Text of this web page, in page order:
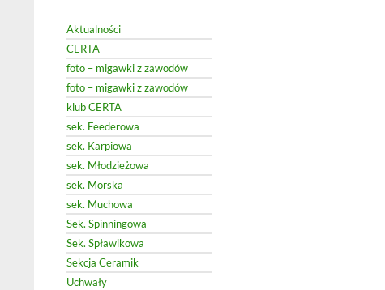
Aktualności
CERTA
foto – migawki z zawodów
foto – migawki z zawodów
klub CERTA
sek. Feederowa
sek. Karpiowa
sek. Młodzieżowa
sek. Morska
sek. Muchowa
Sek. Spinningowa
Sek. Spławikowa
Sekcja Ceramik
Uchwały